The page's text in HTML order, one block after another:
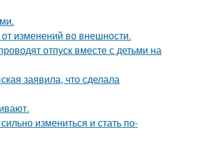
изменений во внешности.
отпуск вместе с детьми на
заявила, что сделала
измениться и стать по-